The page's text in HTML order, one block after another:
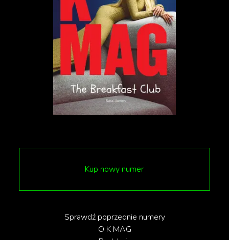
Choć trudno w to uwierzyć, liczby nie kłamią.
Większość naszych ukochanych gwiazd miała
styczność z branżą na długo przed oficjalnym
debiutem. Pewne nazwiska od razu budzą
skojarzenie, lecz w przypadku niektórych (takich jak
np. Cumberbatch, Gyllenhaal, Cage czy Chalamet)
trzeba przeprowadzić małe śledztwo.
Kup nowy numer
Sprawdź poprzednie numery
O K MAG